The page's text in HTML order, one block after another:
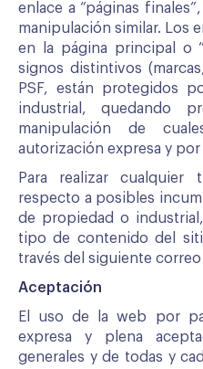
enlace a “páginas
manipulación similar. Los
en la página principal o
signos distintivos
PSF, están protegidos
industrial, quedando
manipulación de
autorización expresa y por
Para realizar
respecto a posibles
de propiedad o
tipo de contenido del
través del siguiente
Aceptación
El uso de la web por
expresa y plena
generales y de todas y